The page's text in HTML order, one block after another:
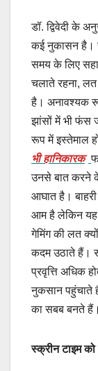
डॉ. द्विवेदी के
कई नुकासन है।
समय के लिए
चलाते रहना,
है। अनावश्यक
झांसों में भी फंस
रूप में इस्तेमाल
भी हानिकारक
उनसे बात करने के
आघात है।
आम है लेकिन यह
गेमिंग की लत
कदम उठाते हैं।
प्रवृत्ति अधिक
नुकसान पहुंचाते
का सबब बनते हैं।
स्क्रीन टाइम